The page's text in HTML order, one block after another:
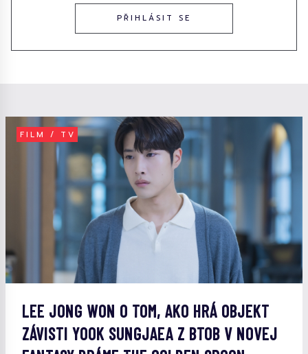
PŘIHLÁSIT SE
FILM / TV
LEE JONG WON O TOM, AKO HRÁ OBJEKT
ZÁVISTI YOOK SUNGJAEA Z BTOB V NOVEJ